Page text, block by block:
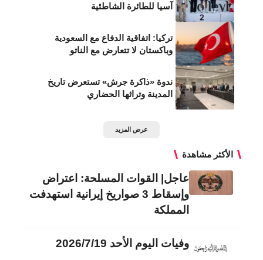
آسيا للطائرة الشاطئية
تركيا: اتفاقية الدفاع مع السعودية
وباكستان لا تتعارض مع الناتو
ندوة «ذاكرة جرش» تستعرض تاريخ
المدينة وتراثها الحضاري
عرض المزيد
الأكثر مشاهدة
عاجل| القوات المسلحة: اعتراض
وإسقاط 3 صواريخ إيرانية استهدفت
المملكة
وفيات اليوم الأحد 2026/7/19